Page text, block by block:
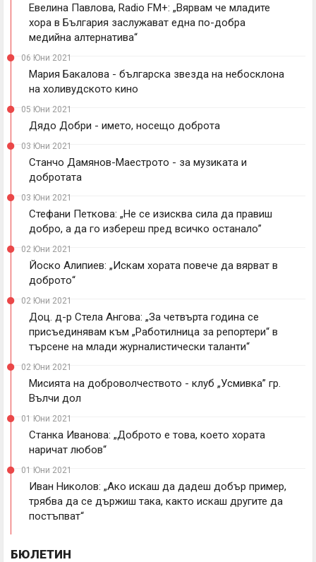
Евелина Павлова, Radio FM+: „Вярвам че младите
хора в България заслужават една по-добра
медийна алтернатива“
06 Юни 2021
Мария Бакалова - българска звезда на небосклона
на холивудското кино
05 Юни 2021
Дядо Добри - името, носещо доброта
03 Юни 2021
Станчо Дамянов-Маестрото - за музиката и
добротата
03 Юни 2021
Стефани Петкова: „Не се изисква сила да правиш
добро, а да го избереш пред всичко останало”
02 Юни 2021
Йоско Алипиев: „Искам хората повече да вярват в
доброто“
02 Юни 2021
Доц. д-р Стела Ангова: „За четвърта година се
присъединявам към „Работилница за репортери“ в
търсене на млади журналистически таланти“
02 Юни 2021
Мисията на доброволчеството - клуб „Усмивка” гр.
Вълчи дол
01 Юни 2021
Станка Иванова: „Доброто е това, което хората
наричат любов“
01 Юни 2021
Иван Николов: „Ако искаш да дадеш добър пример,
трябва да се държиш така, както искаш другите да
постъпват“
БЮЛЕТИН